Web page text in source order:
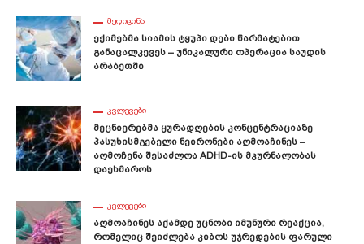
ᲛᲔᲓᲘᲪᲘᲜᲐ
Ექიმებმა Სიამის Ტყუპი Დები Წარმატებით
Განაცალკევეს – Უნიკალური Ოპერაცია Საუდის
Არაბეთში
ᲙᲕᲚᲔᲕᲔᲑᲘ
Მეცნიერებმა Ყურადღების Კონცენტრაციაზე
Პასუხისმგებელი Ნეირონები Აღმოაჩინეს –
Აღმოჩენა Შესაძლოა ADHD-Ის Მკურნალობას
Დაეხმაროს
ᲙᲕᲚᲔᲕᲔᲑᲘ
Აღმოაჩინეს Აქამდე Უცნობი Იმუნური Რეაქცია,
Რომელიც Შეიძლება Კიბოს Უჯრედების Ფარული